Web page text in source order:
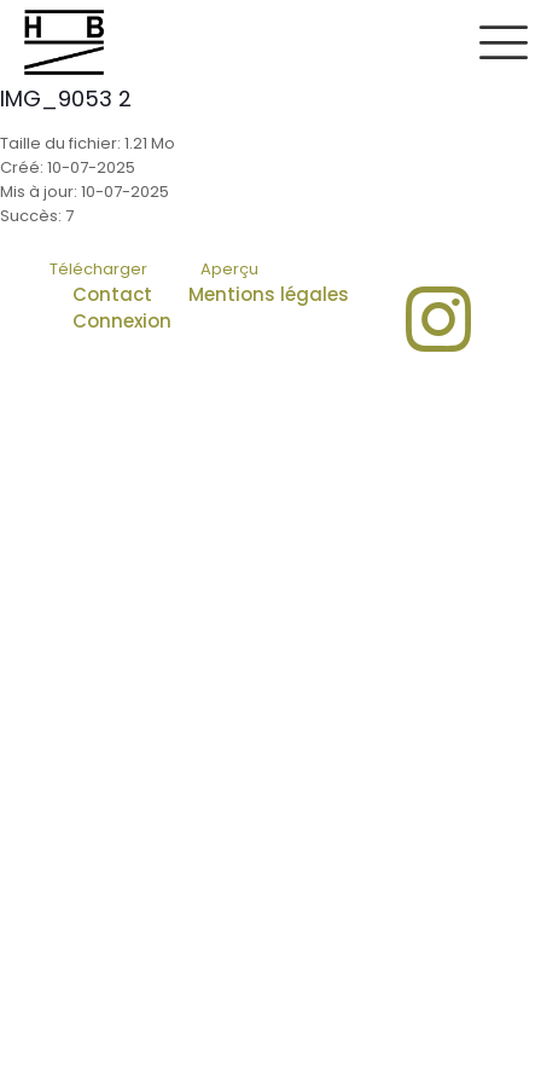
IMG_9053 2
Taille du fichier: 1.21 Mo
Créé: 10-07-2025
Mis à jour: 10-07-2025
Succès: 7
Télécharger Aperçu
Contact
Mentions légales
Connexion